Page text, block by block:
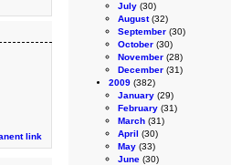
July (30)
August(32)
September (30)
October (30)
November (28)
December (31)
2009 (382)
January (29)
February (31)
March (31)
April (30)
May (33)
June (30)
link